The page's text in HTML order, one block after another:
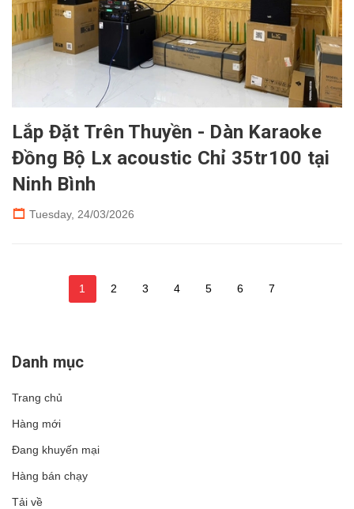
Lắp Đặt Trên Thuyền - Dàn Karaoke
Đồng Bộ Lx acoustic Chỉ 35tr100 tại
Ninh Bình
Tuesday, 24/03/2026
1 2 3 4 5 6 7
Danh mục
Trang chủ
Hàng mới
Đang khuyến mại
Hàng bán chạy
Tải về